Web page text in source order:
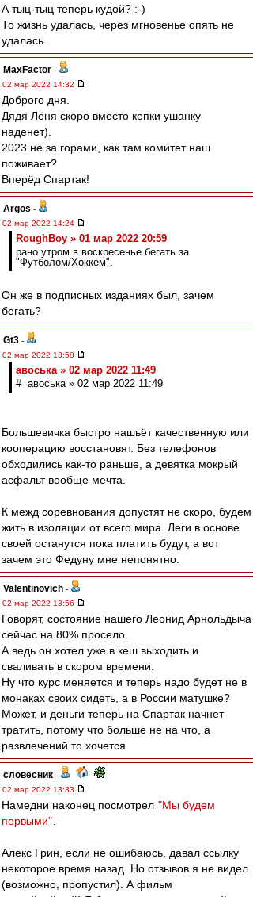
А тыц-тыц теперь кудой? :-)
То жизнь удалась, через мгновенье опять не
удалась.
MaxFactor -
02 мар 2022 14:32
Доброго дня.
Дядя Лёня скоро вместо кепки ушанку
наденет).
2023 не за горами, как там комитет наш
поживает?
Вперёд Спартак!
Argos -
02 мар 2022 14:24
RoughBoy » 01 мар 2022 20:59
рано утром в воскресенье бегать за
"Футболом/Хоккем".
Он же в подписных изданиях был, зачем
бегать?
Gt3 -
02 мар 2022 13:58
авоська » 02 мар 2022 11:49
# авоська » 02 мар 2022 11:49
Большевичка быстро нашьёт качественную или
кооперацию восстановят. Без телефонов
обходились как-то раньше, а девятка мокрый
асфальт вообще мечта.
К межд соревнования допустят не скоро, будем
жить в изоляции от всего мира. Леги в основе
своей останутся пока платить будут, а вот
зачем это Федуну мне непонятно.
Valentinovich -
02 мар 2022 13:56
Говорят, состояние нашего Леонид Арнольдыча
сейчас на 80% просело.
А ведь он хотел уже в кеш выходить и
сваливать в скором времени.
Ну что курс меняется и теперь надо будет не в
монаках своих сидеть, а в России матушке?
Может, и деньги теперь на Спартак начнет
тратить, потому что больше не на что, а
развлечений то хочется
словесник -
02 мар 2022 13:33
Намедни наконец посмотрел "Мы будем
первыми"
Алекс Грин, если не ошибаюсь, давал ссылку
некоторое время назад. Но отзывов я не видел
(возможно, пропустил). А фильм